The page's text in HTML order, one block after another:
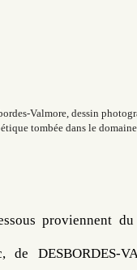
Valmore, dessin
tombée dans le
proviennent
DESBORDES-